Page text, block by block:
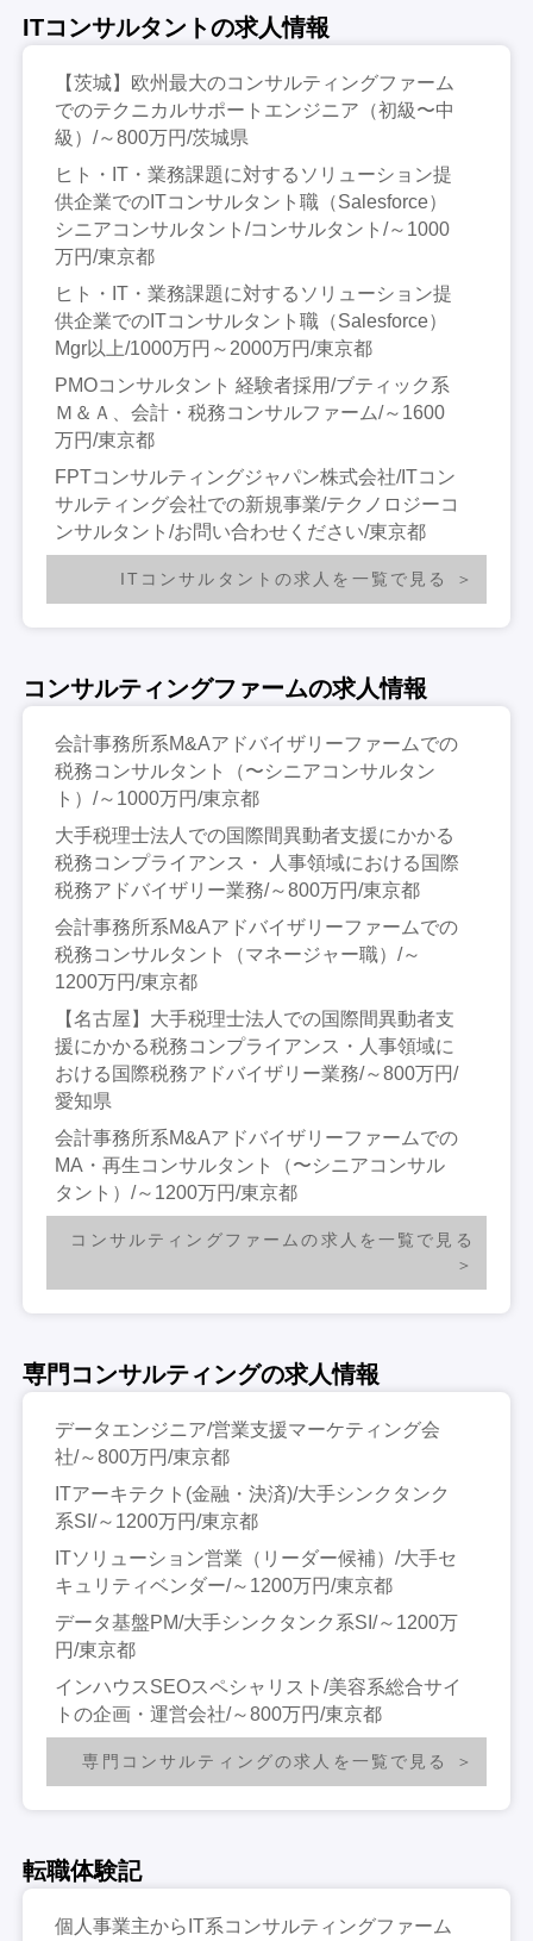
ITコンサルタントの求人情報
【茨城】欧州最大のコンサルティングファーム
でのテクニカルサポートエンジニア（初級〜中
級）/～800万円/茨城県
ヒト・IT・業務課題に対するソリューション提
供企業でのITコンサルタント職（Salesforce）
シニアコンサルタント/コンサルタント/～1000
万円/東京都
ヒト・IT・業務課題に対するソリューション提
供企業でのITコンサルタント職（Salesforce）
Mgr以上/1000万円～2000万円/東京都
PMOコンサルタント 経験者採用/ブティック系
Ｍ＆Ａ、会計・税務コンサルファーム/～1600
万円/東京都
FPTコンサルティングジャパン株式会社/ITコン
サルティング会社での新規事業/テクノロジーコ
ンサルタント/お問い合わせください/東京都
ITコンサルタントの求人を一覧で見る
コンサルティングファームの求人情報
会計事務所系M&Aアドバイザリーファームでの
税務コンサルタント（〜シニアコンサルタン
ト）/～1000万円/東京都
大手税理士法人での国際間異動者支援にかかる
税務コンプライアンス・ 人事領域における国際
税務アドバイザリー業務/～800万円/東京都
会計事務所系M&Aアドバイザリーファームでの
税務コンサルタント（マネージャー職）/～
1200万円/東京都
【名古屋】大手税理士法人での国際間異動者支
援にかかる税務コンプライアンス・人事領域に
おける国際税務アドバイザリー業務/～800万円/
愛知県
会計事務所系M&Aアドバイザリーファームでの
MA・再生コンサルタント（〜シニアコンサル
タント）/～1200万円/東京都
コンサルティングファームの求人を一覧で見る
専門コンサルティングの求人情報
データエンジニア/営業支援マーケティング会
社/～800万円/東京都
ITアーキテクト(金融・決済)/大手シンクタンク
系SI/～1200万円/東京都
ITソリューション営業（リーダー候補）/大手セ
キュリティベンダー/～1200万円/東京都
データ基盤PM/大手シンクタンク系SI/～1200万
円/東京都
インハウスSEOスペシャリスト/美容系総合サイ
トの企画・運営会社/～800万円/東京都
専門コンサルティングの求人を一覧で見る
転職体験記
個人事業主からIT系コンサルティングファーム